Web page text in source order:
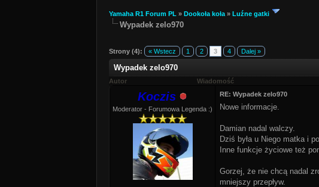
Yamaha R1 Forum PL » Dookoła koła » Luźne gatki
Wypadek zelo970
Strony (4): « Wstecz 1 2 3 4 Dalej »
Wypadek zelo970
Autor Wiadomość
Koczis
Moderator - Forumowa Legenda :)
RE: Wypadek zelo970
Nowe informacje.
Damian nadal walczy.
Dziś była u Niego matka i
Inne funkcje życiowe też
Gorzej, że nie chcą nadal
mniejszy przepływ.